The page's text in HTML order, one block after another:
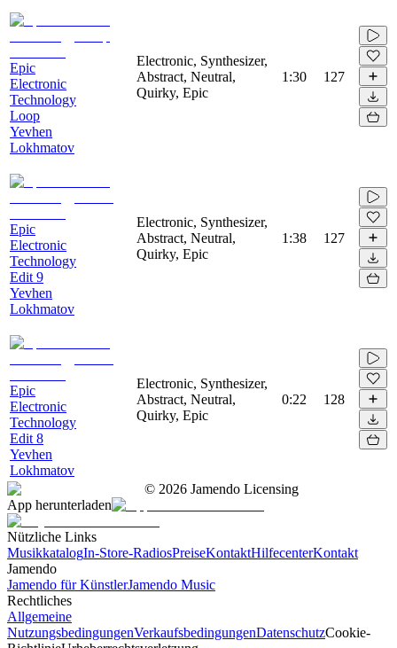
Epic
Electronic
Technology
Loop
Yevhen
Lokhmatov
Electronic, Synthesizer,
Abstract, Neutral,
Quirky, Epic
1:30 127
Epic
Electronic
Technology
Edit 9
Yevhen
Lokhmatov
Electronic, Synthesizer,
Abstract, Neutral,
Quirky, Epic
1:38 127
Epic
Electronic
Technology
Edit 8
Yevhen
Lokhmatov
Electronic, Synthesizer,
Abstract, Neutral,
Quirky, Epic
0:22 128
© 2026 Jamendo Licensing
App herunterladen
Nützliche Links
MusikkatalogIn-Store-RadiosPreiseKontaktHilfecenterKontakt
Jamendo
Jamendo für KünstlerJamendo Music
Rechtliches
Allgemeine
NutzungsbedingungenVerkaufsbedingungenDatenschutzCookie-